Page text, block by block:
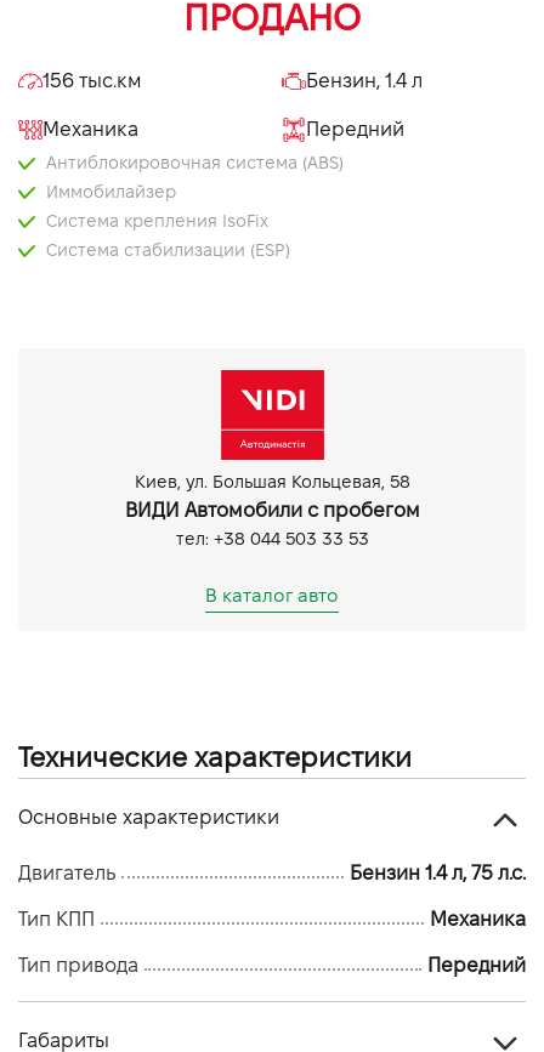
ПРОДАНО
156 тыс.км Бензин, 1.4 л
Механика Передний
Антиблокировочная система (ABS)
Иммобилайзер
Система крепления IsoFix
Система стабилизации (ESP)
Підкурювач і попільничка
Киев, ул. Большая Кольцевая, 58
ВИДИ Автомобили с пробегом
тел: +38 044 503 33 53
В каталог авто
Технические характеристики
Основные характеристики
Двигатель Бензин 1.4 л, 75 л.с.
Тип КПП Механика
Тип привода Передний
Габариты
Підпишись на наш канал та слідкуй за